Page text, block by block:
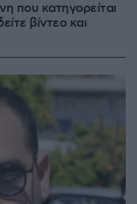
που κατηγορείται
βίντεο και